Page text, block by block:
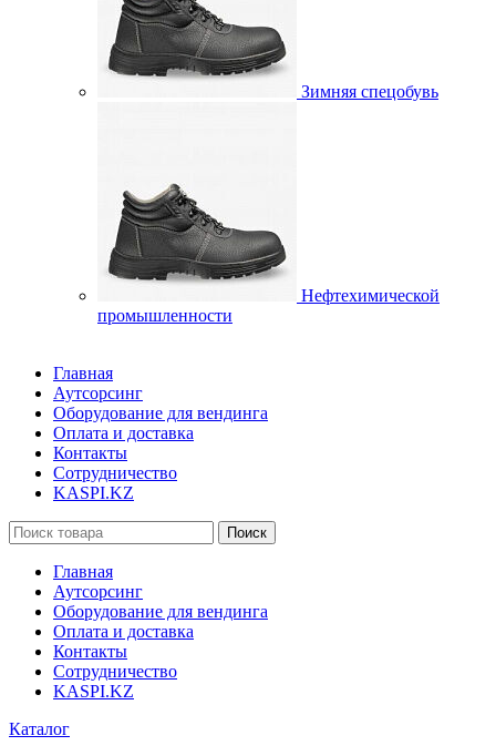
Зимняя спецобувь
Нефтехимической
промышленности
Главная
Аутсорсинг
Оборудование для вендинга
Оплата и доставка
Контакты
Сотрудничество
KASPI.KZ
Поиск
Главная
Аутсорсинг
Оборудование для вендинга
Оплата и доставка
Контакты
Сотрудничество
KASPI.KZ
Каталог